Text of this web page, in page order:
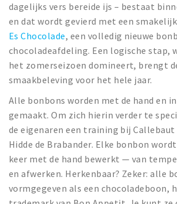
Inloggen
dagelijks vers bereide ijs – bestaat
en dat wordt gevierd met een
Es Chocolade, een volledig nieuwe
chocoladeafdeling. Een logische stap,
het zomerseizoen domineert, brengt
smaakbeleving voor het hele jaar.
Alle bonbons worden met de hand en
gemaakt. Om zich hierin verder te
de eigenaren een training bij
Hidde de Brabander. Elke bonbon
keer met de hand bewerkt — van
en afwerken. Herkenbaar? Zeker: alle
vormgegeven als een chocoladeboon,